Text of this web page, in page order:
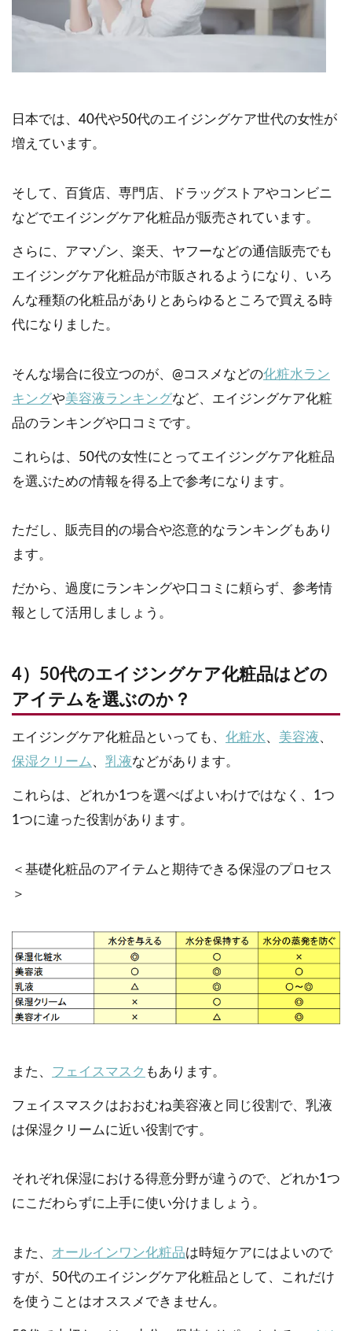
日本では、40代や50代のエイジングケア世代の女性が
増えています。
そして、百貨店、専門店、ドラッグストアやコンビニ
などでエイジングケア化粧品が販売されています。
さらに、アマゾン、楽天、ヤフーなどの通信販売でも
エイジングケア化粧品が市販されるようになり、いろ
んな種類の化粧品がありとあらゆるところで買える時
代になりました。
そんな場合に役立つのが、@コスメなどの化粧水ラン
キングや美容液ランキングなど、エイジングケア化粧
品のランキングや口コミです。
これらは、50代の女性にとってエイジングケア化粧品
を選ぶための情報を得る上で参考になります。
ただし、販売目的の場合や恣意的なランキングもあり
ます。
だから、過度にランキングや口コミに頼らず、参考情
報として活用しましょう。
4）50代のエイジングケア化粧品はどの
アイテムを選ぶのか？
エイジングケア化粧品といっても、 化粧水、 美容液、
保湿クリーム、 乳液などがあります。
これらは、どれか1つを選べばよいわけではなく、1つ
1つに違った役割があります。
＜基礎化粧品のアイテムと期待できる保湿のプロセス
＞
また、 フェイスマスク もあります。
フェイスマスクはおおむね美容液と同じ役割で、乳液
は保湿クリームに近い役割です。
それぞれ保湿における得意分野が違うので、どれか1つ
にこだわらずに上手に使い分けましょう。
また、 オールインワン化粧品は時短ケアにはよいので
すが、50代のエイジングケア化粧品として、これだけ
を使うことはオススメできません。